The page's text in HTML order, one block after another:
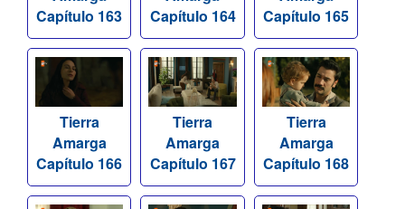
Capítulo 163
Capítulo 164
Capítulo 165
Tierra
Amarga
Capítulo 166
Tierra
Amarga
Capítulo 167
Tierra
Amarga
Capítulo 168